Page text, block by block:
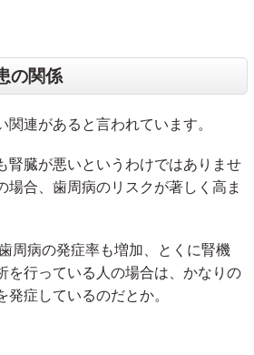
の関係
関連があると言われています。
腎臓が悪いというわけではありませ
場合、歯周病のリスクが著しく高ま
周病の発症率も増加、とくに腎機
を行っている人の場合は、かなりの
症しているのだとか。